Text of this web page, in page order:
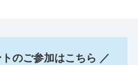
のご参加はこちら ／